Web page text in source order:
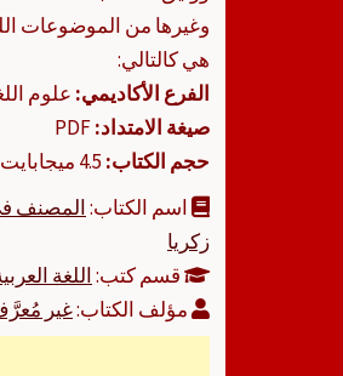
وغيرها من الموضوعات
هي كالتالي:
الفرع الأكاديمي: علوم
صيغة الامتداد:
حجم الكتاب:
اسم الكتاب:المصنف
زكريا
قسم كتب:اللغة
مؤلف الكتاب:غير